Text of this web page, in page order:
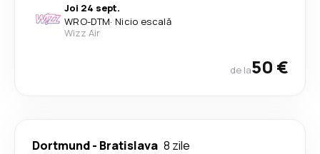
Joi 24 sept.
WRO-DTM· Nicio escală
Wizz Air
de la50 €
Dortmund- Bratislava 8 zile